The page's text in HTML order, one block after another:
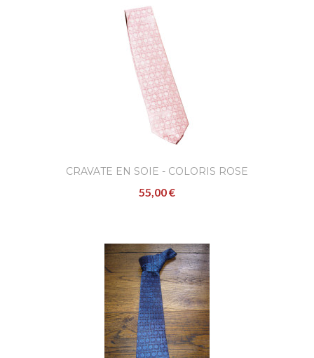
CRAVATE EN SOIE - COLORIS ROSE
55,00 €